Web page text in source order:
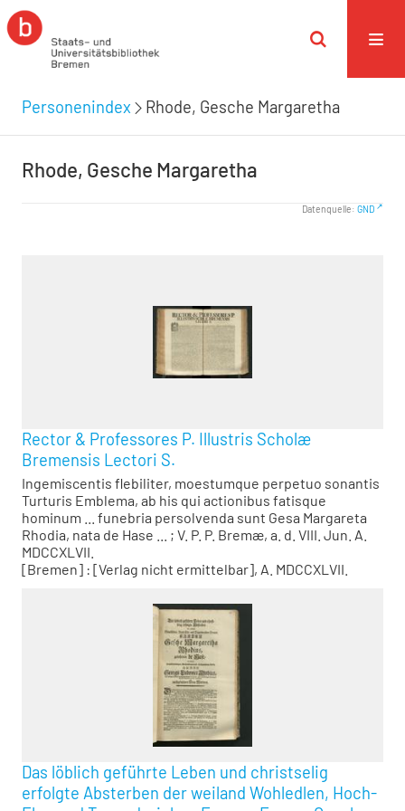
Personenindex Rhode, Gesche Margaretha
Rhode, Gesche Margaretha
Datenquelle: GND
Rector & Professores P. Illustris Scholæ
Bremensis Lectori S.
Ingemiscentis flebiliter, moestumque perpetuo sonantis
Turturis Emblema, ab his qui actionibus fatisque
hominum ... funebria persolvenda sunt Gesa Margareta
Rhodia, nata de Hase ... ; V. P. P. Bremæ, a. d. VIII. Jun. A.
MDCCXLVII.
[Bremen] : [Verlag nicht ermittelbar], A. MDCCXLVII.
Das löblich geführte Leben und christselig
erfolgte Absterben der weiland Wohledlen, Hoch-